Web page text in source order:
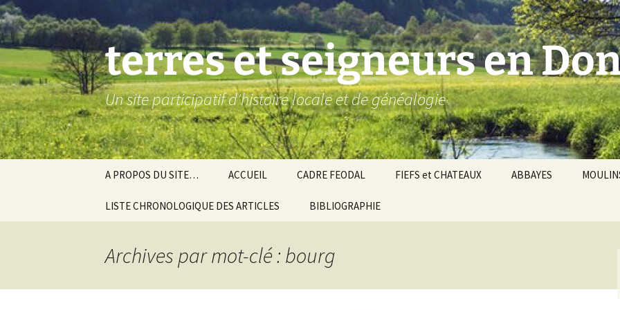
Aller
au
contenu
terres et seigneurs en
Un site participatif d'histoire locale et de généalogie
A PROPOS DU SITE… ACCUEIL CADRE FEODAL
Baronnie de Donzy
Comté-duché de Nevers
FIEFS et CHATEAUX ABBAYES
LISTE CHRONOLOGIQUE DES ARTICLES BIBLIOGRAPHIE
Archives par mot-clé : bourg